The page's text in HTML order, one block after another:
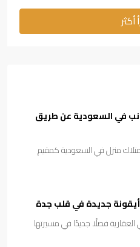
أكثر
في السعودية عن طريق
منزل في السعودية كمقيم
جديدة في قلب جدة
فصلًا جديدًا في مسيرتها